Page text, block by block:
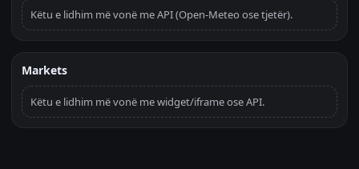
Këtu e lidhim më vonë me API (Open-Meteo ose tjetër).
Markets
Këtu e lidhim më vonë me widget/iframe ose API.